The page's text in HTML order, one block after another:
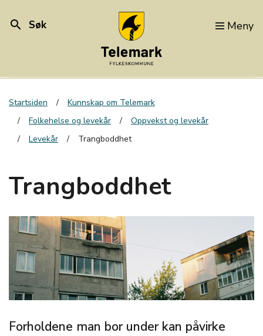
search Søk Meny
Startsiden
Kunnskap om Telemark
Folkehelse og levekår
Oppvekst og levekår
Levekår
Trangboddhet
Trangboddhet
Forholdene man bor under kan påvirke